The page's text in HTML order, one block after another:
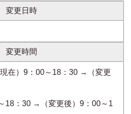
変更日時
変更時間
在）9：00～18：30 →（変更
18：30 →（変更後）9：00～1